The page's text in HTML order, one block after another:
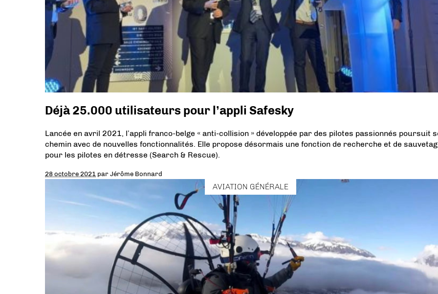
Déjà 25.000 utilisateurs pour l’appli Safesky
Lancée en avril 2021, l’appli franco-belge « anti-collision » développée par des pilotes passionnés poursuit
chemin avec de nouvelles fonctionnalités. Elle propose désormais une fonction de recherche et de
pour les pilotes en détresse (Search & Rescue).
28 octobre 2021 parJérôme Bonnard
AVIATION GÉNÉRALE